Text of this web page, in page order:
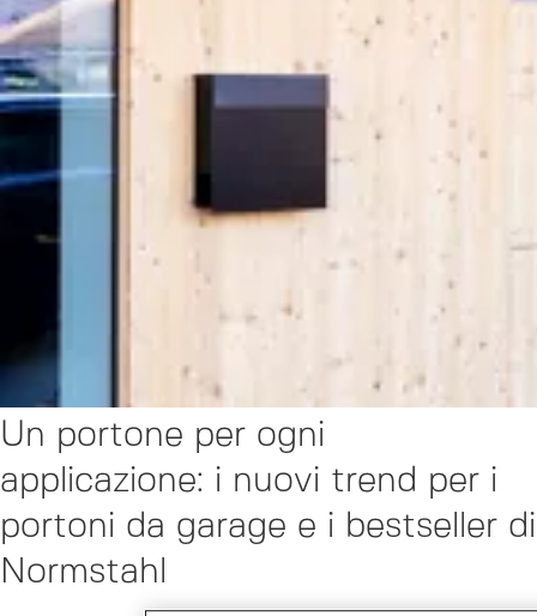
Un portone per ogni
applicazione: i nuovi trend per i
portoni da garage e i bestseller di
Normstahl